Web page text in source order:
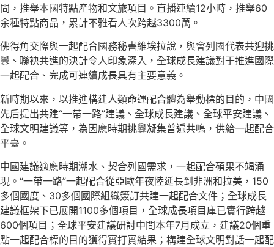
間，推舉本國特點產物和文旅項目。直播連續12小時，推舉60
余種特點商品，累計不雅看人次跨越3300萬。
佛得角交際與一起配合國務秘書維埃拉說，與會列國代表共迎挑
釁、聯袂共進的決計令人印象深入，全球成長建議對于推進國際
一起配合、完成可連續成長具有主要意義。
新時期以來，以推進構建人類命運配合體為舉動標的目的，中國
先后提出共建“一帶一路”建議、全球成長建議、全球平安建議、
全球文明建議等，為因應時期挑釁凝集普遍共鳴，供給一起配合
平臺。
中國建議適應時期潮水、契合列國需求，一起配合碩果不竭涌
現。“一帶一路”一起配合從亞歐年夜陸延長到非洲和拉美，150
多個國度、30多個國際組織簽訂共建一起配合文件；全球成長
建議框架下已展開1100多個項目，全球成長項目庫已實行跨越
600個項目；全球平安建議研討中間本年7月成立，建議20個重
點一起配合標的目的獲得實打實結果；構建全球文明對話一起配